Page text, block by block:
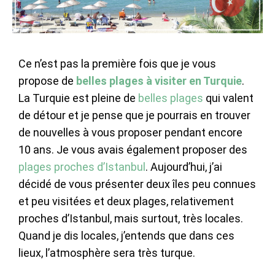
Ce n’est pas la première fois que je vous
propose de belles plages à visiter en Turquie.
La Turquie est pleine de belles plages qui valent
de détour et je pense que je pourrais en trouver
de nouvelles à vous proposer pendant encore
10 ans. Je vous avais également proposer des
plages proches d’Istanbul . Aujourd’hui, j’ai
décidé de vous présenter deux îles peu connues
et peu visitées et deux plages, relativement
proches d’Istanbul, mais surtout, très locales.
Quand je dis locales, j’entends que dans ces
lieux, l’atmosphère sera très turque.